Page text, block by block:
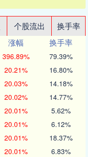
个股流出
换手率
涨幅
换手率
396.89% 79.39%
20.21% 16.80%
20.03% 14.18%
20.02% 14.77%
20.01% 5.62%
20.01% 6.12%
20.01% 18.37%
20.01% 6.83%